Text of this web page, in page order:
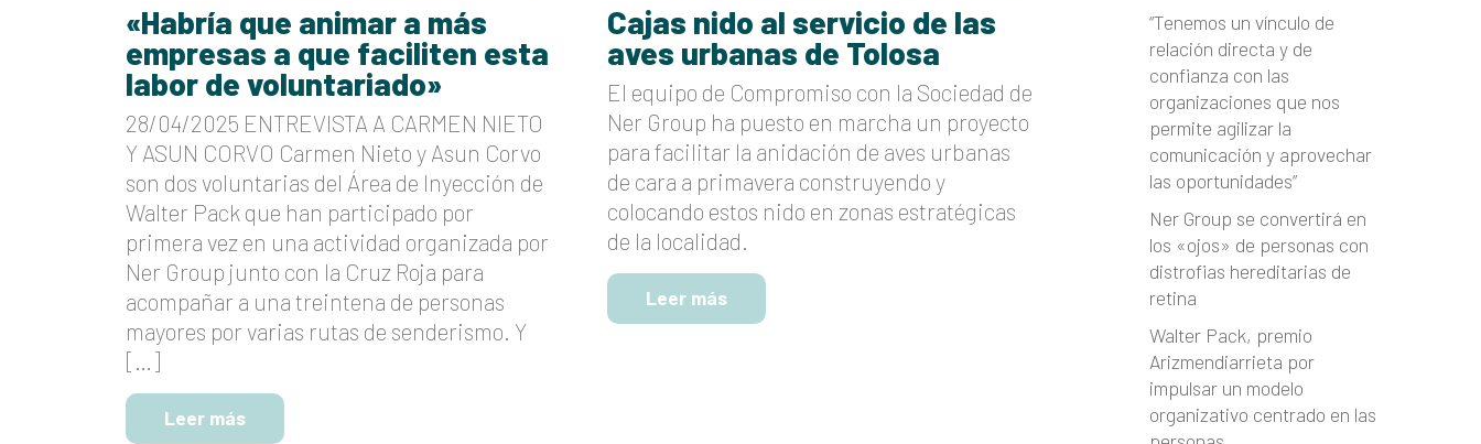
«Habría que animar a más
empresas a que faciliten esta
labor de voluntariado»
28/04/2025 ENTREVISTA A CARMEN NIETO
Y ASUN CORVO Carmen Nieto y Asun Corvo
son dos voluntarias del Área de Inyección de
Walter Pack que han participado por
primera vez en una actividad organizada por
Ner Group junto con la Cruz Roja para
acompañar a una treintena de personas
mayores por varias rutas de senderismo. Y
[…]
Leer más
Cajas nido al servicio de las
aves urbanas de Tolosa
El equipo de Compromiso con la Sociedad de
Ner Group ha puesto en marcha un proyecto
para facilitar la anidación de aves urbanas
de cara a primavera construyendo y
colocando estos nido en zonas estratégicas
de la localidad.
Leer más
“Tenemos un vínculo de
relación directa y de
confianza con las
organizaciones que nos
permite agilizar la
comunicación y aprovechar
las oportunidades”
Ner Group se convertirá en
los «ojos» de personas con
distrofias hereditarias de
retina
Walter Pack, premio
Arizmendiarrieta por
impulsar un modelo
organizativo centrado en las